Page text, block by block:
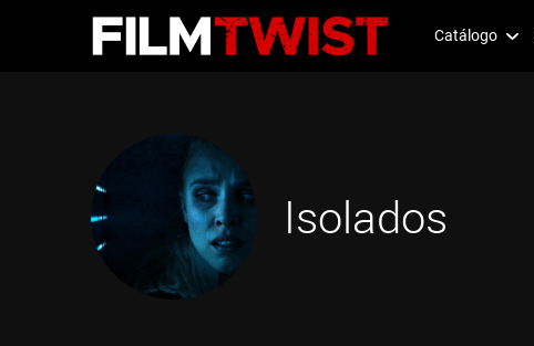
Catálogo
Isolados